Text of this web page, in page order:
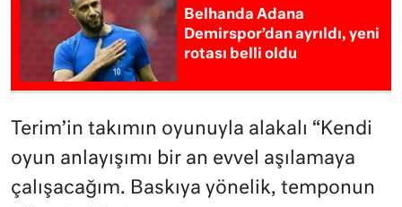
Belhanda Adana
Demirspor’dan ayrıldı, yeni
rotası belli oldu
Terim’in takımın oyunuyla alakalı “Kendi
oyun anlayışımı bir an evvel aşılamaya
çalışacağım. Baskıya yönelik, temponun